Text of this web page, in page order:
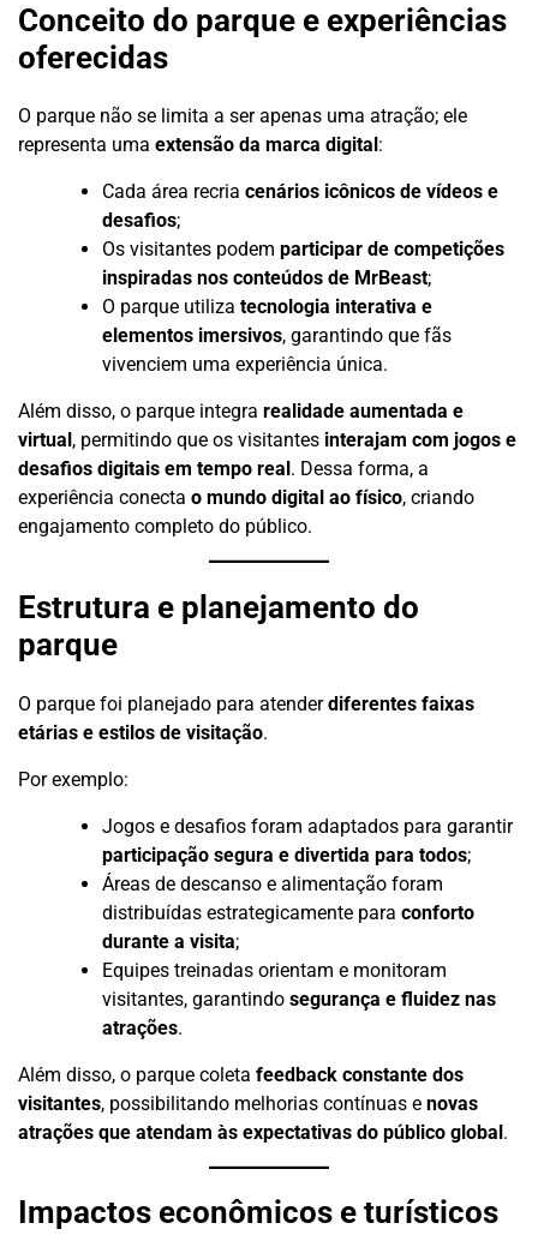
Conceito do parque e experiências
oferecidas
O parque não se limita a ser apenas uma atração; ele
representa uma extensão da marca digital :
Cada área recria cenários icônicos de vídeos e
desafios;
Os visitantes podem participar de competições
inspiradas nos conteúdos de MrBeast;
O parque utiliza tecnologia interativa e
elementos imersivos, garantindo que fãs
vivenciem uma experiência única.
Além disso, o parque integra realidade aumentada e
virtual , permitindo que os visitantes interajam com jogos e
desafios digitais em tempo real . Dessa forma, a
experiência conecta o mundo digital ao físico, criando
engajamento completo do público.
Estrutura e planejamento do
parque
O parque foi planejado para atenderdiferentes faixas
etárias e estilos de visitação.
Por exemplo:
Jogos e desafios foram adaptados para garantir
participação segura e divertida para todos;
Áreas de descanso e alimentação foram
distribuídas estrategicamente para conforto
durante a visita;
Equipes treinadas orientam e monitoram
visitantes, garantindo segurança e fluidez nas
atrações.
Além disso, o parque coleta feedback constante dos
visitantes, possibilitando melhorias contínuas e novas
atrações que atendam às expectativas do público global.
Impactos econômicos e turísticos